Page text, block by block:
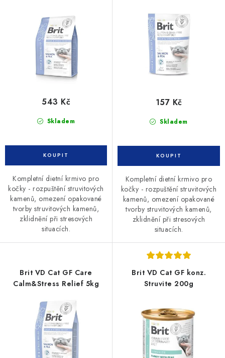
Skladem
543 Kč
Kompletní dietní krmivo pro
kočky - rozpuštění struvitových
kamenů, omezení opakované
tvorby struvitových kamenů,
zklidnění při stresových
situacích.
Skladem
157 Kč
Kompletní dietní krmivo pro
kočky - rozpuštění struvitových
kamenů, omezení opakované
tvorby struvitových kamenů,
zklidnění při stresových
situacích.
Brit VD Cat GF Care
Calm&Stress Relief 5kg
Brit VD Cat GF konz.
Struvite 200g